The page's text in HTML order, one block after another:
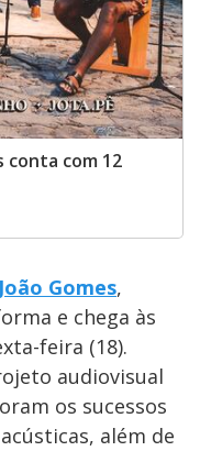
com 12
João Gomes,
e chega às
feira (18).
audiovisual
os sucessos
além de